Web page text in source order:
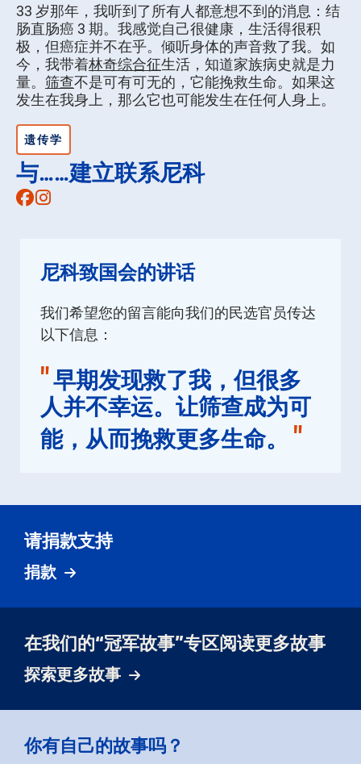
33 岁那年，我听到了所有人都意想不到的消息：结
肠直肠癌 3 期。我感觉自己很健康，生活得很积
极，但癌症并不在乎。倾听身体的声音救了我。如
今，我带着林奇综合征生活，知道家族病史就是力
量。 筛查不是可有可无的，它能挽救生命。如果这
发生在我身上，那么它也可能发生在任何人身上。
遗传学
与……建立联系尼科
Facebook
Instagram
尼科致国会的讲话
我们希望您的留言能向我们的民选官员传达
以下信息：
"早期发现救了我，但很多
人并不幸运。让筛查成为可
能，从而挽救更多生命。
"
请捐款支持
捐款
在我们的“冠军故事”专区阅读更多故事
探索更多故事
你有自己的故事吗？